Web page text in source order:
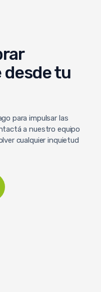
tu
para impulsar las
a nuestro equipo
cualquier inquietud